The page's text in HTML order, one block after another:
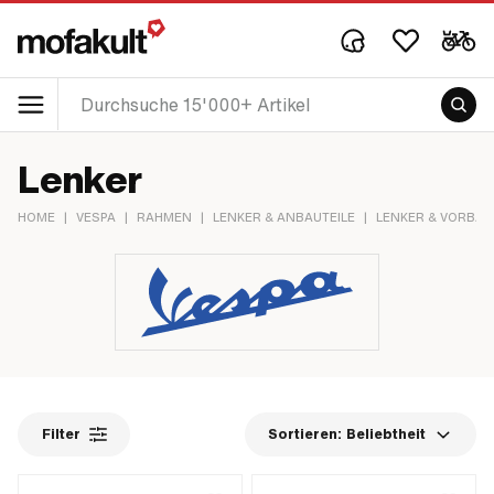
Lenker
HOME | VESPA | RAHMEN | LENKER & ANBAUTEILE | LENKER & VORBAU
Filter Sortieren: Beliebtheit